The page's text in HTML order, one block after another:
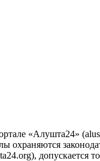
«Алушта24»
допускается